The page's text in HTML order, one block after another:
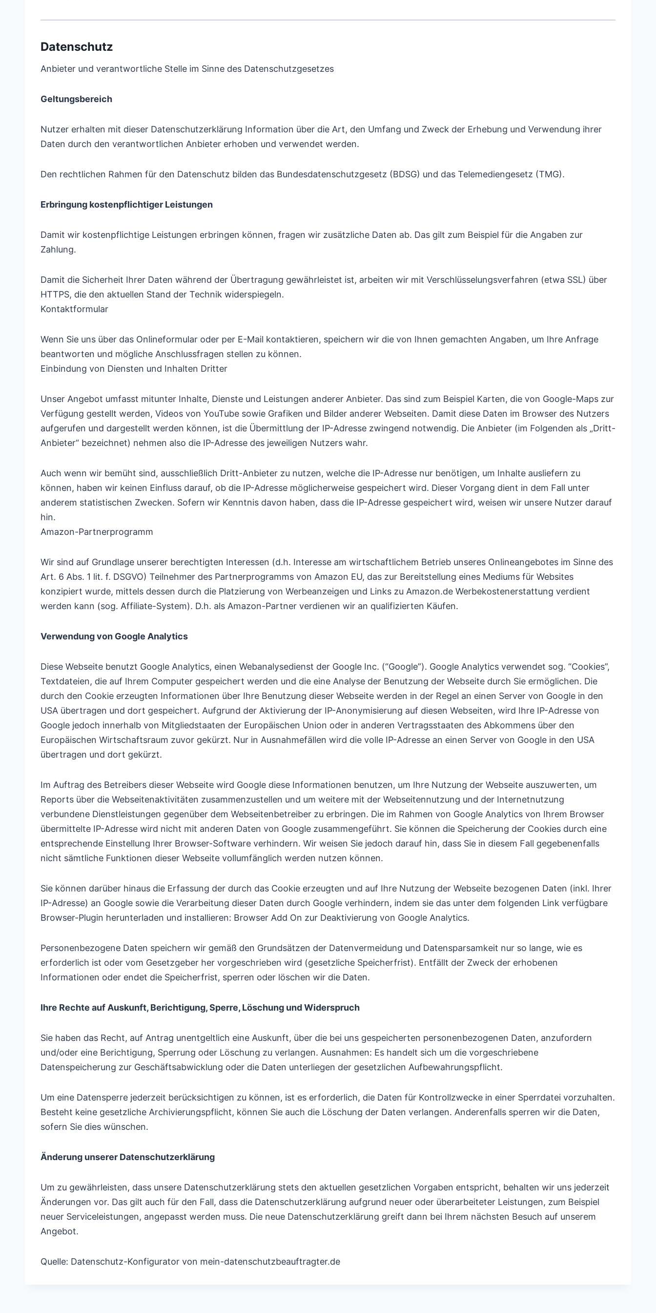
Datenschutz
Anbieter und verantwortliche Stelle im Sinne des Datenschutzgesetzes
Geltungsbereich
Nutzer erhalten mit dieser Datenschutzerklärung Information über die Art, den Umfang und Zweck der Erhebung und Verwendung ihrer
Daten durch den verantwortlichen Anbieter erhoben und verwendet werden.
Den rechtlichen Rahmen für den Datenschutz bilden das Bundesdatenschutzgesetz (BDSG) und das Telemediengesetz (TMG).
Erbringung kostenpflichtiger Leistungen
Damit wir kostenpflichtige Leistungen erbringen können, fragen wir zusätzliche Daten ab. Das gilt zum Beispiel für die Angaben zur
Zahlung.
Damit die Sicherheit Ihrer Daten während der Übertragung gewährleistet ist, arbeiten wir mit Verschlüsselungsverfahren (etwa SSL) über
HTTPS, die den aktuellen Stand der Technik widerspiegeln.
Kontaktformular
Wenn Sie uns über das Onlineformular oder per E-Mail kontaktieren, speichern wir die von Ihnen gemachten Angaben, um Ihre Anfrage
beantworten und mögliche Anschlussfragen stellen zu können.
Einbindung von Diensten und Inhalten Dritter
Unser Angebot umfasst mitunter Inhalte, Dienste und Leistungen anderer Anbieter. Das sind zum Beispiel Karten, die von Google-Maps zur
Verfügung gestellt werden, Videos von YouTube sowie Grafiken und Bilder anderer Webseiten. Damit diese Daten im Browser des Nutzers
aufgerufen und dargestellt werden können, ist die Übermittlung der IP-Adresse zwingend notwendig. Die Anbieter (im Folgenden als „Dritt-
Anbieter“ bezeichnet) nehmen also die IP-Adresse des jeweiligen Nutzers wahr.
Auch wenn wir bemüht sind, ausschließlich Dritt-Anbieter zu nutzen, welche die IP-Adresse nur benötigen, um Inhalte ausliefern zu
können, haben wir keinen Einfluss darauf, ob die IP-Adresse möglicherweise gespeichert wird. Dieser Vorgang dient in dem Fall unter
anderem statistischen Zwecken. Sofern wir Kenntnis davon haben, dass die IP-Adresse gespeichert wird, weisen wir unsere Nutzer darauf
hin.
Amazon-Partnerprogramm
Wir sind auf Grundlage unserer berechtigten Interessen (d.h. Interesse am wirtschaftlichem Betrieb unseres Onlineangebotes im Sinne des
Art. 6 Abs. 1 lit. f. DSGVO) Teilnehmer des Partnerprogramms von Amazon EU, das zur Bereitstellung eines Mediums für Websites
konzipiert wurde, mittels dessen durch die Platzierung von Werbeanzeigen und Links zu Amazon.de Werbekostenerstattung verdient
werden kann (sog. Affiliate-System). D.h. als Amazon-Partner verdienen wir an qualifizierten Käufen.
Verwendung von Google Analytics
Diese Webseite benutzt Google Analytics, einen Webanalysedienst der Google Inc. (“Google”). Google Analytics verwendet sog. “Cookies”,
Textdateien, die auf Ihrem Computer gespeichert werden und die eine Analyse der Benutzung der Webseite durch Sie ermöglichen. Die
durch den Cookie erzeugten Informationen über Ihre Benutzung dieser Webseite werden in der Regel an einen Server von Google in den
USA übertragen und dort gespeichert. Aufgrund der Aktivierung der IP-Anonymisierung auf diesen Webseiten, wird Ihre IP-Adresse von
Google jedoch innerhalb von Mitgliedstaaten der Europäischen Union oder in anderen Vertragsstaaten des Abkommens über den
Europäischen Wirtschaftsraum zuvor gekürzt. Nur in Ausnahmefällen wird die volle IP-Adresse an einen Server von Google in den USA
übertragen und dort gekürzt.
Im Auftrag des Betreibers dieser Webseite wird Google diese Informationen benutzen, um Ihre Nutzung der Webseite auszuwerten, um
Reports über die Webseitenaktivitäten zusammenzustellen und um weitere mit der Webseitennutzung und der Internetnutzung
verbundene Dienstleistungen gegenüber dem Webseitenbetreiber zu erbringen. Die im Rahmen von Google Analytics von Ihrem Browser
übermittelte IP-Adresse wird nicht mit anderen Daten von Google zusammengeführt. Sie können die Speicherung der Cookies durch eine
entsprechende Einstellung Ihrer Browser-Software verhindern. Wir weisen Sie jedoch darauf hin, dass Sie in diesem Fall gegebenenfalls
nicht sämtliche Funktionen dieser Webseite vollumfänglich werden nutzen können.
Sie können darüber hinaus die Erfassung der durch das Cookie erzeugten und auf Ihre Nutzung der Webseite bezogenen Daten (inkl. Ihrer
IP-Adresse) an Google sowie die Verarbeitung dieser Daten durch Google verhindern, indem sie das unter dem folgenden Link verfügbare
Browser-Plugin herunterladen und installieren: Browser Add On zur Deaktivierung von Google Analytics.
Personenbezogene Daten speichern wir gemäß den Grundsätzen der Datenvermeidung und Datensparsamkeit nur so lange, wie es
erforderlich ist oder vom Gesetzgeber her vorgeschrieben wird (gesetzliche Speicherfrist). Entfällt der Zweck der erhobenen
Informationen oder endet die Speicherfrist, sperren oder löschen wir die Daten.
Ihre Rechte auf Auskunft, Berichtigung, Sperre, Löschung und Widerspruch
Sie haben das Recht, auf Antrag unentgeltlich eine Auskunft, über die bei uns gespeicherten personenbezogenen Daten, anzufordern
und/oder eine Berichtigung, Sperrung oder Löschung zu verlangen. Ausnahmen: Es handelt sich um die vorgeschriebene
Datenspeicherung zur Geschäftsabwicklung oder die Daten unterliegen der gesetzlichen Aufbewahrungspflicht.
Um eine Datensperre jederzeit berücksichtigen zu können, ist es erforderlich, die Daten für Kontrollzwecke in einer Sperrdatei vorzuhalten.
Besteht keine gesetzliche Archivierungspflicht, können Sie auch die Löschung der Daten verlangen. Anderenfalls sperren wir die Daten,
sofern Sie dies wünschen.
Änderung unserer Datenschutzerklärung
Um zu gewährleisten, dass unsere Datenschutzerklärung stets den aktuellen gesetzlichen Vorgaben entspricht, behalten wir uns jederzeit
Änderungen vor. Das gilt auch für den Fall, dass die Datenschutzerklärung aufgrund neuer oder überarbeiteter Leistungen, zum Beispiel
neuer Serviceleistungen, angepasst werden muss. Die neue Datenschutzerklärung greift dann bei Ihrem nächsten Besuch auf unserem
Angebot.
Quelle: Datenschutz-Konfigurator von mein-datenschutzbeauftragter.de